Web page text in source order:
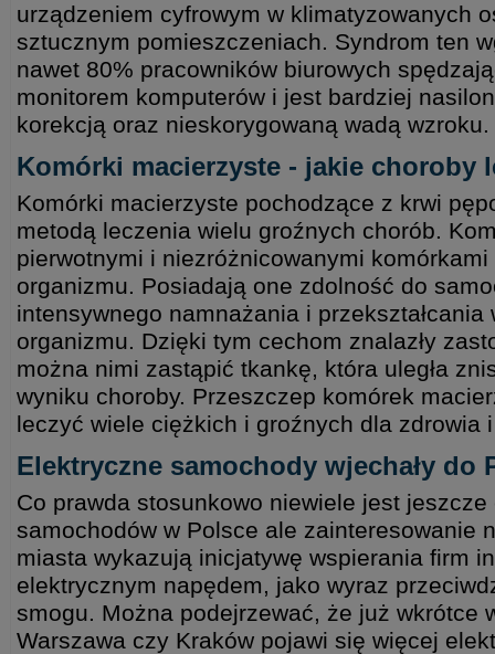
urządzeniem cyfrowym w klimatyzowanych
sztucznym pomieszczeniach. Syndrom ten
nawet 80% pracowników biurowych
monitorem komputerów i jest bardziej
korekcją oraz nieskorygowaną wadą wzroku.
Komórki macierzyste - jakie choroby
Komórki macierzyste pochodzące z krwi
metodą leczenia wielu groźnych chorób.
pierwotnymi i niezróżnicowanymi
organizmu. Posiadają one zdolność do
intensywnego namnażania i przekształcania
organizmu. Dzięki tym cechom znalazły
można nimi zastąpić tkankę, która uległa
wyniku choroby. Przeszczep komórek
leczyć wiele ciężkich i groźnych dla zdrowia
Elektryczne samochody wjechały do
Co prawda stosunkowo niewiele jest
samochodów w Polsce ale zainteresowanie
miasta wykazują inicjatywę wspierania firm
elektrycznym napędem, jako wyraz
smogu. Można podejrzewać, że już wkrótce
Warszawa czy Kraków pojawi się więcej